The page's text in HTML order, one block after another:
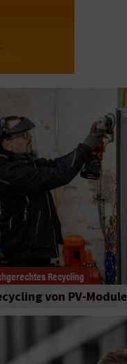
Recycling
von PV-